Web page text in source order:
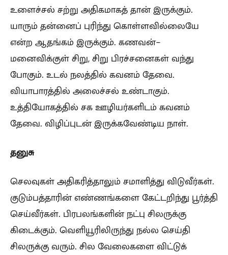
உளைச்சல் சற்று அதிகமாகத் தான் இருக்கும்.
யாரும் தன்னைப் புரிந்து கொள்ளவில்லையே
என்ற ஆதங்கம் இருக்கும். கணவன்-
மனைவிக்குள் சிறு, சிறு பிரச்சனைகள் வந்து
போகும். உடல் நலத்தில் கவனம் தேவை.
வியாபாரத்தில் அலைச்சல் உண்டாகும்.
உத்தியோகத்தில் சக ஊழியர்களிடம் கவனம்
தேவை. விழிப்புடன் இருக்கவேண்டிய நாள்.
தனுசு
செலவுகள் அதிகரித்தாலும் சமாளித்து விடுவீர்கள்.
குடும்பத்தாரின் எண்ணங்களை கேட்டறிந்து பூர்த்தி
செய்வீர்கள். பிரபலங்களின் நட்பு சிலருக்கு
கிடைக்கும். வெளியூரிலிருந்து நல்ல செய்தி
சிலருக்கு வரும். சில வேலைகளை விட்டுக்